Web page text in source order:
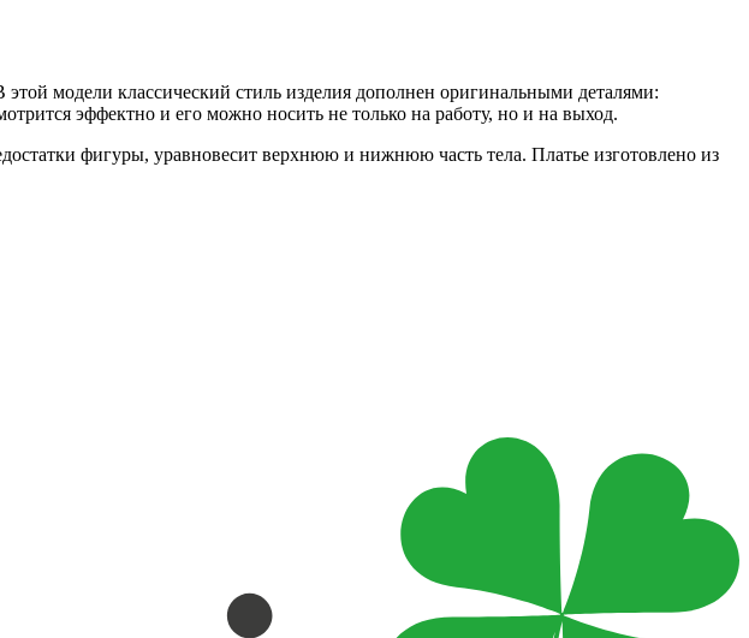
модели классический стиль изделия дополнен оригинальными деталями:
эффектно и его можно носить не только на работу, но и на выход.
фигуры, уравновесит верхнюю и нижнюю часть тела. Платье изготовлено из